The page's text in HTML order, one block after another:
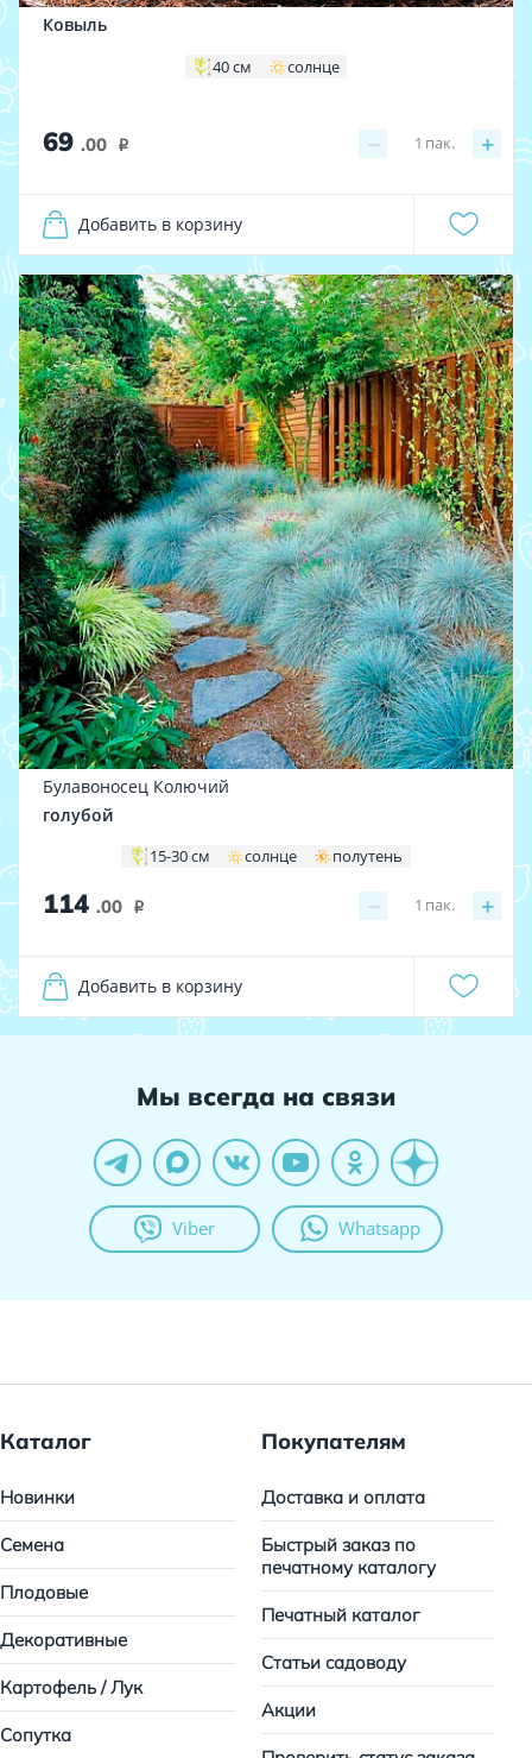
Ковыль
40 см солнце
69 .00 i − +
1 пак.
Добавить в корзину
Булавоносец Колючий
голубой
15-30 см солнце полутень
114 .00 i − +
1 пак.
Добавить в корзину
Мы всегда на связи
Viber Whatsapp
Каталог
Новинки
Семена
Плодовые
Декоративные
Картофель / Лук
Сопутка
Покупателям
Доставка и оплата
Быстрый заказ по
печатному каталогу
Печатный каталог
Статьи садоводу
Акции